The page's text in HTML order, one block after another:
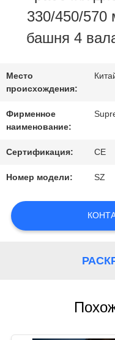
ЗАВОДУ
КАЧЕСТВА
СВЯЖИТЕСЬ
С
НАМИ
ЗАПРОСИТЕ
330/450/570
башня 4
Место
происхождения:
Фирменное
наименование:
Сертификация: CE
Номер модели: SZ